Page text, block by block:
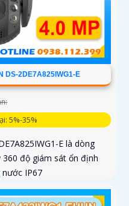
DS-2DE7A825IWG1-E
5%-35%
E là dòng
độ giám sát ổn định
IP67